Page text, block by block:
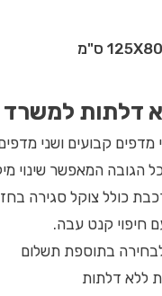
דלתות למשרד
קבועים ושני מדפים
הגובה המאפשר שינוי
כולל צוקל סגירה
חיפוי קנט עבה.
בתוספת תשלום
ללא דלתות